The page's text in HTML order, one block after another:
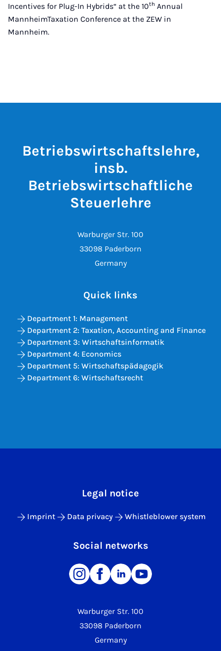
Incentives for Plug-In Hybrids“ at the 10th Annual
MannheimTaxation Conference at the ZEW in
Mannheim.
Betriebswirtschaftslehre,
insb.
Betriebswirtschaftliche
Steuerlehre
Warburger Str. 100
33098 Paderborn
Germany
Quick links
Department 1: Management
Department 2: Taxation, Accounting and Finance
Department 3: Wirtschaftsinformatik
Department 4: Economics
Department 5: Wirtschaftspädagogik
Department 6: Wirtschaftsrecht
Warburger Str. 100
33098 Paderborn
Germany
Legal notice
Imprint Data privacy Whistleblower system
Social networks